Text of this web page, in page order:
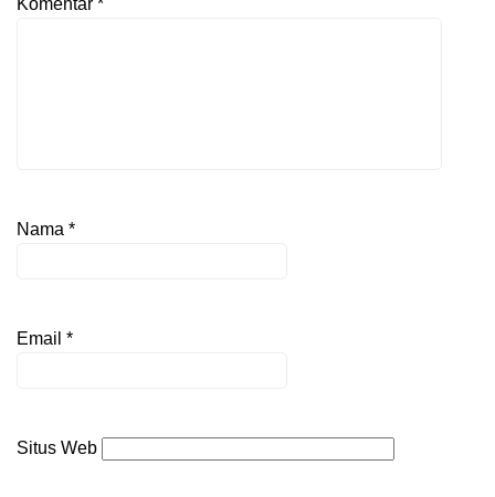
Komentar *
Nama *
Email *
Situs Web